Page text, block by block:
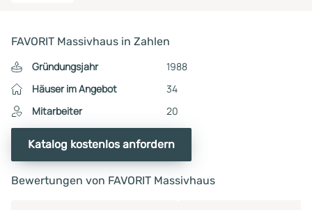
FAVORIT Massivhaus in Zahlen
Gründungsjahr
1988
Häuser im Angebot
34
Mitarbeiter
20
Katalog kostenlos anfordern
Bewertungen von FAVORIT Massivhaus